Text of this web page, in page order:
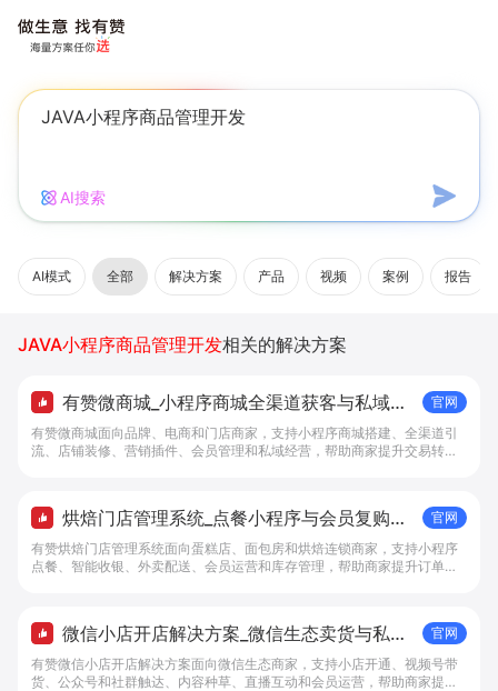
AI搜索
AI模式 全部 解决方案 产品 视频 案例 报告
JAVA小程序商品管理开发相关的解决方案
有赞微商城_小程序商城全渠道获客与私域复
购工具 - 做生意, 找有赞
官网
有赞微商城面向品牌、电商和门店商家，支持小程序商城搭建、全渠道引
流、店铺装修、营销插件、会员管理和私域经营，帮助商家提升交易转化
烘焙门店管理系统_点餐小程序与会员复购工
具 - 做生意, 找有赞
官网
有赞烘焙门店管理系统面向蛋糕店、面包房和烘焙连锁商家，支持小程序
点餐、智能收银、外卖配送、会员运营和库存管理，帮助商家提升订单转
微信小店开店解决方案_微信生态卖货与私域
经营 - 做生意, 找有赞
官网
有赞微信小店开店解决方案面向微信生态商家，支持小店开通、视频号带
货、公众号和社群触达、内容种草、直播互动和会员运营，帮助商家提升